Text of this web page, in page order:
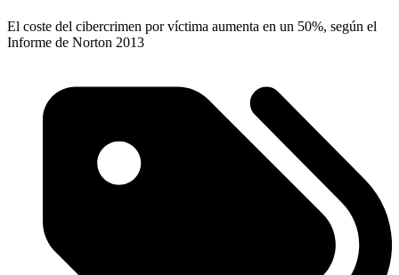
El coste del cibercrimen por víctima aumenta en un 50%, según el
Informe de Norton 2013